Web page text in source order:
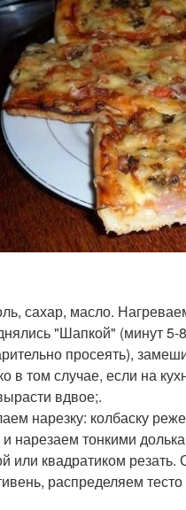
сахар, масло.
"Шапкой" (минут
просеять),
в том случае, если на
вдвое;.
нарезку: колбаску
нарезаем тонкими
или квадратиком резать.
распределяем